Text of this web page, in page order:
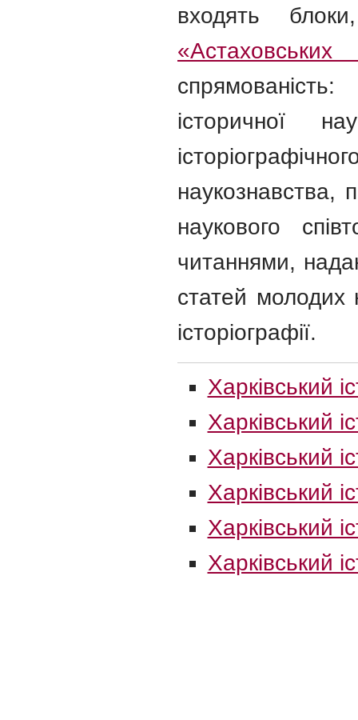
входять
історичної
наукознавства,
наукового
читаннями,
статей молодих
історіографії.
Харківський
Харківський
Харківський
Харківський
Харківський
Харківський